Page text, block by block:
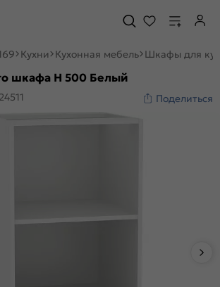
Кухни Кухонная мебель Шкафы для
шкафа Н 500 Белый
Поделиться